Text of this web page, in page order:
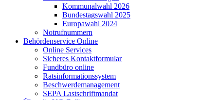
Kommunalwahl 2026
Bundestagswahl 2025
Europawahl 2024
Notrufnummern
Behördenservice Online
Online Services
Sicheres Kontaktformular
Fundbüro online
Ratsinformationssystem
Beschwerdemanagement
SEPA Lastschriftmandat